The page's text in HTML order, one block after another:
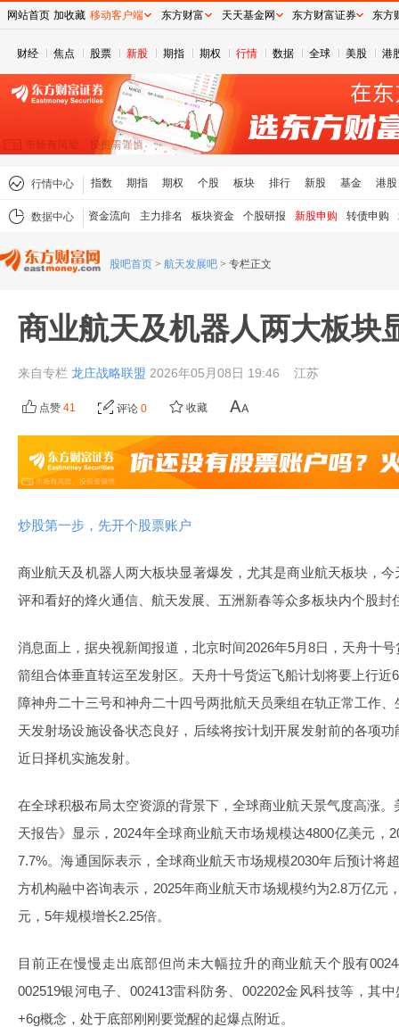
财经 焦点 股票 新股 期指 期权 行情 数据 全球 美股 港
行情中心 指数 期指 期权 个股 板块 排行 新股 基金 港股
数据中心 资金流向 主力排名 板块资金 个股研报 新股申购 转债申购
股吧首页 > 航天发展吧 > 专栏正文
商业航天及机器人两大板块
来自专栏 龙庄战略联盟 2026年05月08日 19:46 江苏
点赞 41 评论 0 收藏
炒股第一步，先开个股票账户
商业航天及机器人两大板块显著爆发，尤其是商业航天板块，
评和看好的烽火通信、航天发展、五洲新春等众多板块内个股封
消息面上，据央视新闻报道，北京时间2026年5月8日，天舟十
箭组合体垂直转运至发射区。天舟十号货运飞船计划将要上行近
障神舟二十三号和神舟二十四号两批航天员乘组在轨正常工作
天发射场设施设备状态良好，后续将按计划开展发射前的各项
近日择机实施发射。
在全球积极布局太空资源的背景下，全球商业航天景气度高涨
天报告》显示，2024年全球商业航天市场规模达4800亿美元，
7.7%。海通国际表示，全球商业航天市场规模2030年后预计将
方机构融中咨询表示，2025年商业航天市场规模约为2.8万亿元
元，5年规模增长2.25倍。
目前正在慢慢走出底部但尚未大幅拉升的商业航天个股有
002519银河电子、002413雷科防务、002202金风科技等，其
+6g概念，处于底部刚刚要觉醒的起爆点附近。
网站首页 加收藏 移动客户端 东方财富 天天基金网 东方财富证券 东方